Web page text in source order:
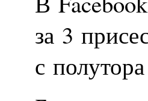
за 3
с